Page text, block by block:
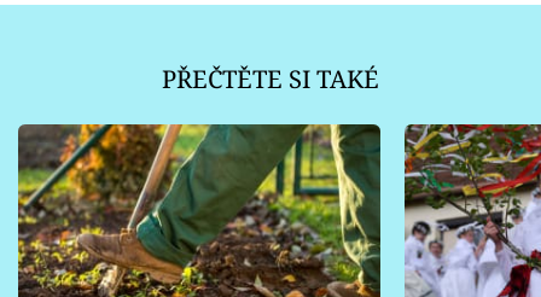
PŘEČTĚTE SI TAKÉ